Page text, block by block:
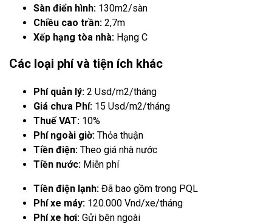
Sàn điển hình: 130m2/sàn
Chiều cao trần: 2,7m
Xếp hạng tòa nhà: Hạng C
Các loại phí và tiện ích khác
Phí quản lý: 2 Usd/m2/tháng
Giá chưa Phí: 15 Usd/m2/tháng
Thuế VAT: 10%
Phí ngoài giờ: Thỏa thuận
Tiền điện: Theo giá nhà nước
Tiền nước: Miễn phí
Tiền điện lạnh: Đã bao gồm trong PQL
Phí xe máy: 120.000 Vnd/xe/tháng
Phí xe hơi: Gửi bên ngoài